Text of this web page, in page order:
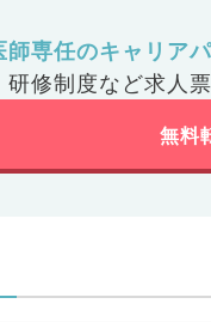
師専任のキャリア
研修制度など求人
無料